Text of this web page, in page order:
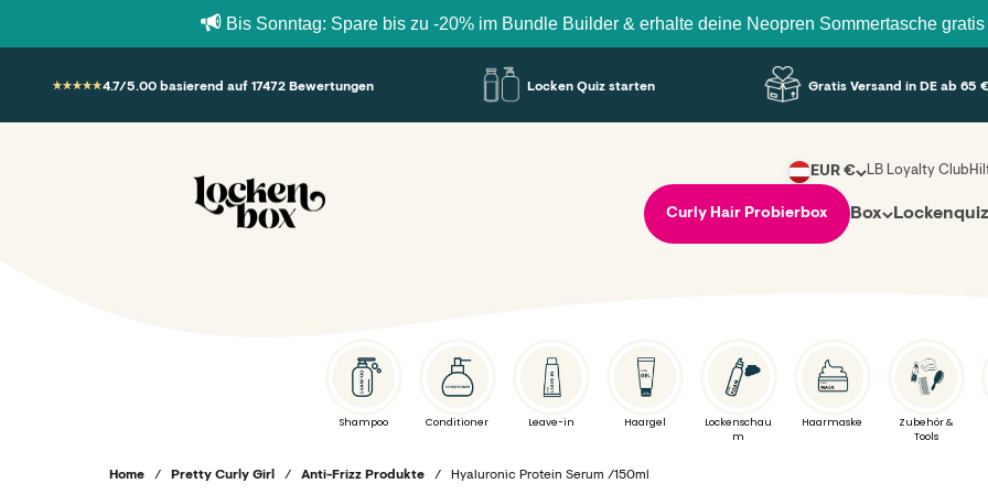
Bis Sonntag: Spare bis zu -20% im Bundle Builder & erhalte deine Neopren Sommertasche gratis mit
4.7/5.00 basierend auf 17472 Bewertungen Locken Quiz starten Gratis Versand in DE ab 65
Lockenbox.com
EUR € LB Loyalty Club
Curly Hair Probierbox Box Lockenquiz
Shampoo Conditioner Leave-in Haargel
Lockenschau
m
Haarmaske
Zubehör &
Tools
Home / Pretty Curly Girl / Anti-Frizz Produkte / Hyaluronic Protein Serum /150ml